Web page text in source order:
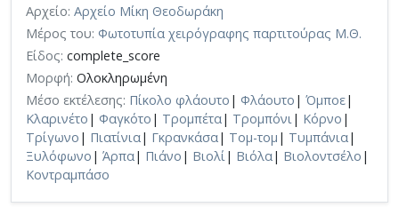
Αρχείο: Αρχείο Μίκη Θεοδωράκη
Μέρος του: Φωτοτυπία χειρόγραφης παρτιτούρας Μ.Θ.
Είδος: complete_score
Μορφή: Ολοκληρωμένη
Μέσο εκτέλεσης: Πίκολο φλάουτο | Φλάουτο | Όμποε|
Κλαρινέτο | Φαγκότο | Τρομπέτα| Τρομπόνι | Κόρνο |
Τρίγωνο | Πιατίνια| Γκρανκάσα| Τομ-τομ | Τυμπάνια|
Ξυλόφωνο | Άρπα| Πιάνο | Βιολί | Βιόλα| Βιολοντσέλο |
Κοντραμπάσο